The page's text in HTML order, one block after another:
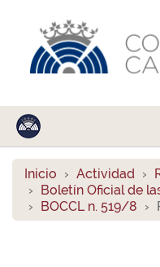
Inicio Actividad
Boletín Oficial de
BOCCL n. 519/8